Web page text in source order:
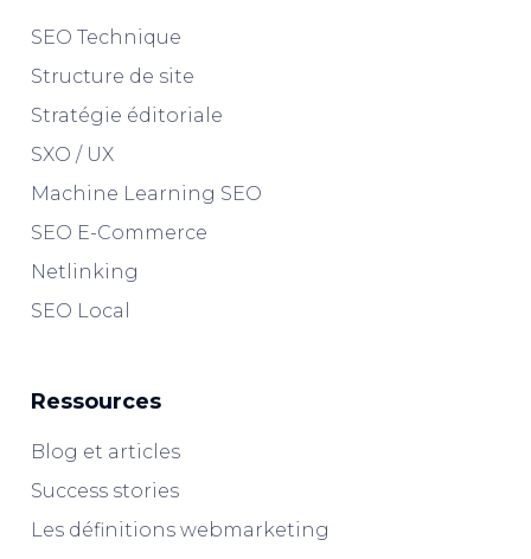
SEO Technique
Structure de site
Stratégie éditoriale
SXO / UX
Machine Learning SEO
SEO E-Commerce
Netlinking
SEO Local
Ressources
Blog et articles
Success stories
Les définitions webmarketing